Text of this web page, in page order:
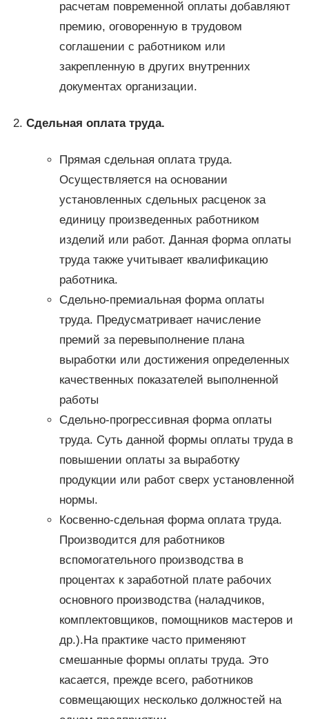
расчетам повременной оплаты добавляют
премию, оговоренную в трудовом
соглашении с работником или
закрепленную в других внутренних
документах организации.
Сдельная оплата труда.
Прямая сдельная оплата труда.
Осуществляется на основании
установленных сдельных расценок за
единицу произведенных работником
изделий или работ. Данная форма оплаты
труда также учитывает квалификацию
работника.
Сдельно-премиальная форма оплаты
труда. Предусматривает начисление
премий за перевыполнение плана
выработки или достижения определенных
качественных показателей выполненной
работы
Сдельно-прогрессивная форма оплаты
труда. Суть данной формы оплаты труда в
повышении оплаты за выработку
продукции или работ сверх установленной
нормы.
Косвенно-сдельная форма оплата труда.
Производится для работников
вспомогательного производства в
процентах к заработной плате рабочих
основного производства (наладчиков,
комплектовщиков, помощников мастеров и
др.).На практике часто применяют
смешанные формы оплаты труда. Это
касается, прежде всего, работников
совмещающих несколько должностей на